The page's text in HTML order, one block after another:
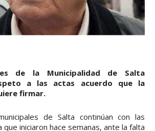
de la Municipalidad de Salta
a las actas acuerdo que la
firmar.
de Salta continúan con las
iniciaron hace semanas, ante la falta